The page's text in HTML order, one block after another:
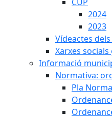
2024
2023
Vídeactes
Xarxes
Informació
Normativa:
Pla